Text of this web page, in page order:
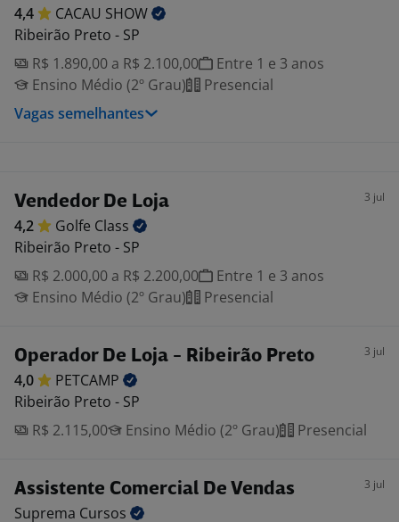
4,4 CACAU SHOW
Ribeirão Preto - SP
R$ 1.890,00 a R$ 2.100,00
Entre 1 e 3 anos
Ensino Médio (2º Grau)
Presencial
Vagas semelhantes
Vendedor De Loja 3 jul
4,2 Golfe Class
Ribeirão Preto - SP
R$ 2.000,00 a R$ 2.200,00
Entre 1 e 3 anos
Ensino Médio (2º Grau)
Presencial
Operador De Loja - Ribeirão Preto 3 jul
4,0
PETCAMP
Ribeirão Preto - SP
R$ 2.115,00
Ensino Médio (2º Grau) Presencial
Assistente Comercial De Vendas 3 jul
Suprema Cursos